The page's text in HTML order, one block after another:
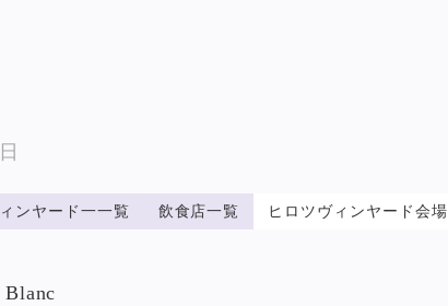
ンヤード一一覧 飲食店一覧 ヒロツヴィンヤード会場